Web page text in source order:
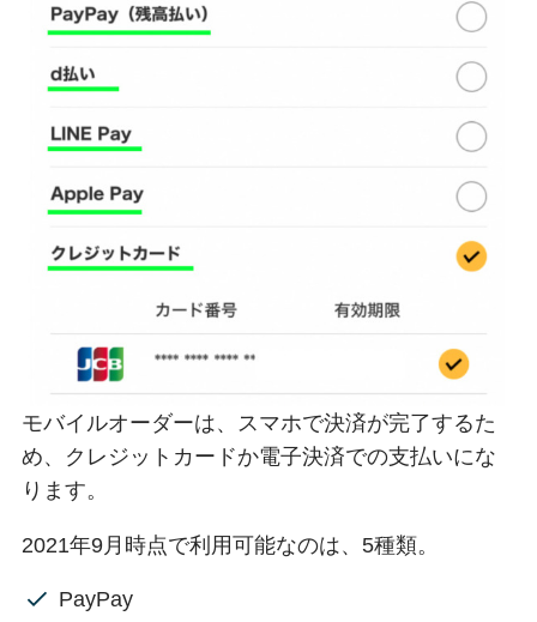
モバイルオーダーは、スマホで決済が完了するた
め、クレジットカードか電子決済での支払いにな
ります。
2021年9月時点で利用可能なのは、5種類。
PayPay